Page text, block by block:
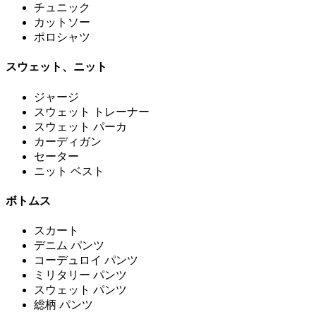
チュニック
カットソー
ポロシャツ
スウェット、ニット
ジャージ
スウェット トレーナー
スウェット パーカ
カーディガン
セーター
ニット ベスト
ボトムス
スカート
デニム パンツ
コーデュロイ パンツ
ミリタリー パンツ
スウェット パンツ
総柄 パンツ